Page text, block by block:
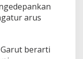
arus
berarti